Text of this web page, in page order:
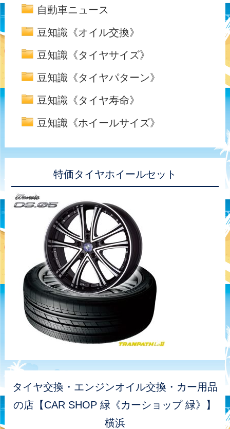
自動車ニュース
豆知識《オイル交換》
豆知識《タイヤサイズ》
豆知識《タイヤパターン》
豆知識《タイヤ寿命》
豆知識《ホイールサイズ》
特価タイヤホイールセット
タイヤ交換・エンジンオイル交換・カー用品
の店【CAR SHOP 緑《カーショップ 緑》】
横浜